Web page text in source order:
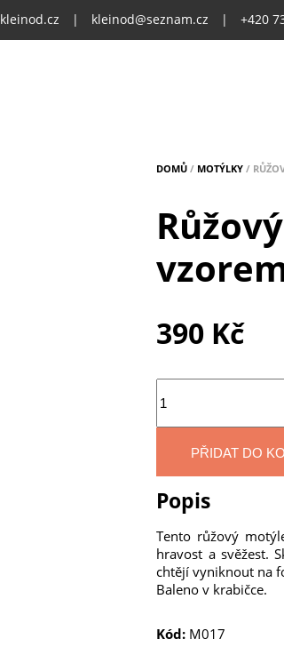
kleinod.cz | kleinod@seznam.cz | +420
DOMŮ / MOTÝLKY /
390 Kč
PŘIDAT DO
Popis
Tento růžový
hravost a svěžest.
chtějí vyniknout na
Baleno v krabičce.
Kód: M017